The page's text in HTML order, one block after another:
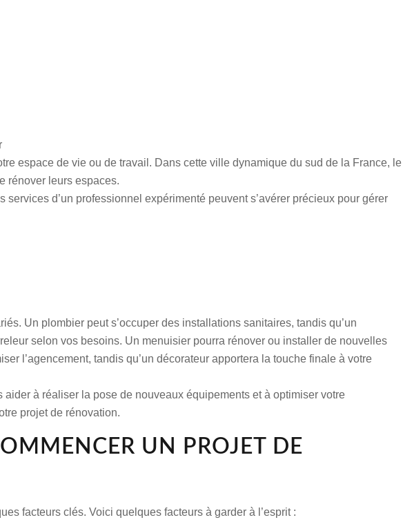
espace de vie ou de travail. Dans cette ville dynamique du sud de la France, le
rénover leurs espaces.
d’un professionnel expérimenté peuvent s’avérer précieux pour gérer
Un plombier peut s’occuper des installations sanitaires, tandis qu’un
selon vos besoins. Un menuisier pourra rénover ou installer de nouvelles
l’agencement, tandis qu’un décorateur apportera la touche finale à votre
à réaliser la pose de nouveaux équipements et à optimiser votre
projet de rénovation.
UN PROJET DE
facteurs clés. Voici quelques facteurs à garder à l’esprit :